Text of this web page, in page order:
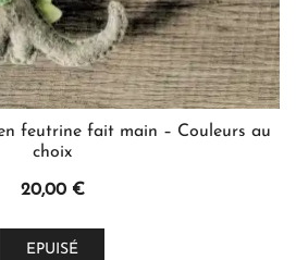
feutrine fait main – Couleurs au
choix
20,00 €
EPUISÉ
Ce